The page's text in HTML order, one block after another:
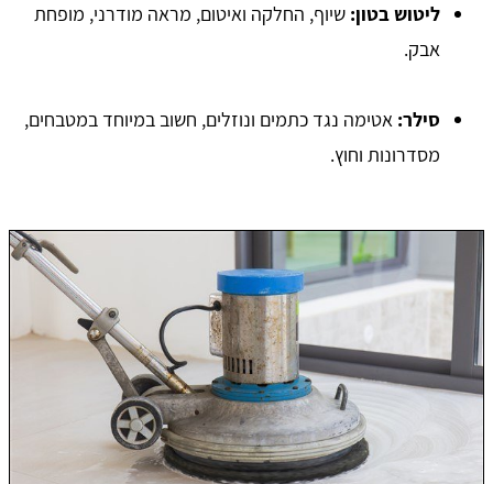
ליטוש בטון: שיוף, החלקה ואיטום, מראה מודרני, מופחת
אבק.
סילר: אטימה נגד כתמים ונוזלים, חשוב במיוחד במטבחים,
מסדרונות וחוץ.